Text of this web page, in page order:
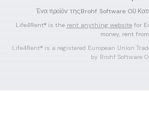
Ένα προϊόν τηςBrohf Software OÜ·
Life4Rent® is the rent anything website for
money, rent
Life4Rent® is a registered European Union
by Brohf Software